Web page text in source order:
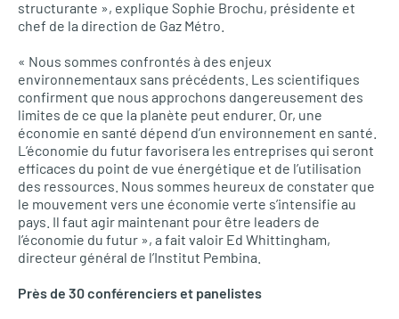
structurante », explique Sophie Brochu, présidente et
chef de la direction de Gaz Métro.
« Nous sommes confrontés à des enjeux
environnementaux sans précédents. Les scientifiques
confirment que nous approchons dangereusement des
limites de ce que la planète peut endurer. Or, une
économie en santé dépend d’un environnement en santé.
L’économie du futur favorisera les entreprises qui seront
efficaces du point de vue énergétique et de l’utilisation
des ressources. Nous sommes heureux de constater que
le mouvement vers une économie verte s’intensifie au
pays. Il faut agir maintenant pour être leaders de
l’économie du futur », a fait valoir Ed Whittingham,
directeur général de l’Institut Pembina.
Près de 30 conférenciers et panelistes